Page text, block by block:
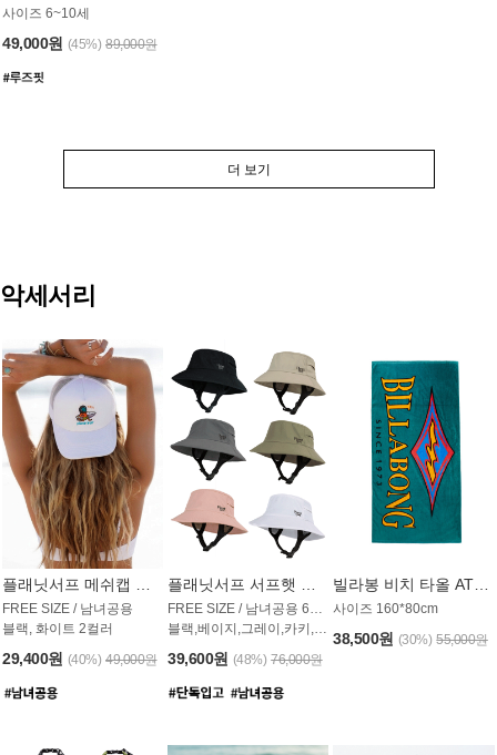
사이즈 6~10세
49,000원 (45%) 89,000원
더 보기
악세서리
FREE SIZE / 남녀공용
블랙, 화이트 2컬러
29,400원 (40%) 49,000원
블랙,베이지,그레이,카키,핑크,화이트
39,600원 (48%) 76,000원
사이즈 160*80cm
38,500원 (30%) 55,000원